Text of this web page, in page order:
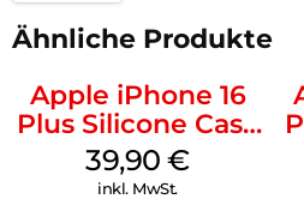
Ähnliche Produkte
Apple iPhone 16
Plus Silicone Case
MagSafe Plum
39,90€
inkl. MwSt.